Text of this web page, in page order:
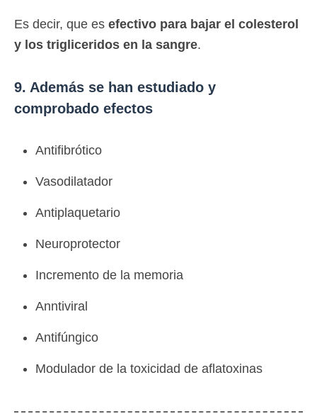
Es decir, que es efectivo para bajar el colesterol
y los trigliceridos en la sangre.
9. Además se han estudiado y
comprobado efectos
Antifibrótico
Vasodilatador
Antiplaquetario
Neuroprotector
Incremento de la memoria
Anntiviral
Antifúngico
Modulador de la toxicidad de aflatoxinas